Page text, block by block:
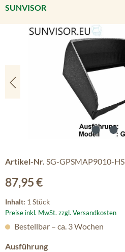
SUNVISOR
Bildergalerie überspringen
Artikel-Nr. SG-GPSMAP9010-HS
Regulärer Preis:
87,95 €
Inhalt: 1 Stück
Preise inkl. MwSt. zzgl. Versandkosten
Bestellbar – ca. 3 Wochen
Ausführungauswählen